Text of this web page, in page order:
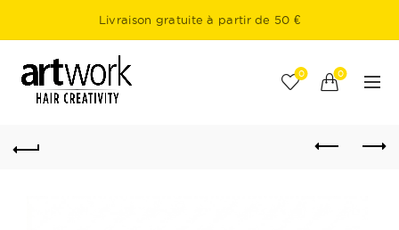
Livraison gratuite à partir de 50 €
0 0